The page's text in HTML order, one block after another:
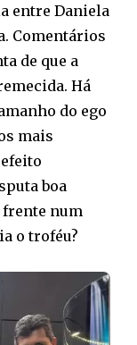
entre Daniela
Comentários
de que a
Há
do ego
mais
boa
frente num
o troféu?